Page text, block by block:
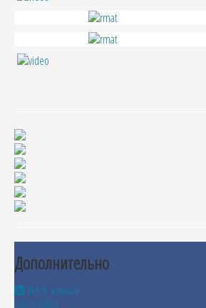
Дополнительно
RSS канал
Карта сайта